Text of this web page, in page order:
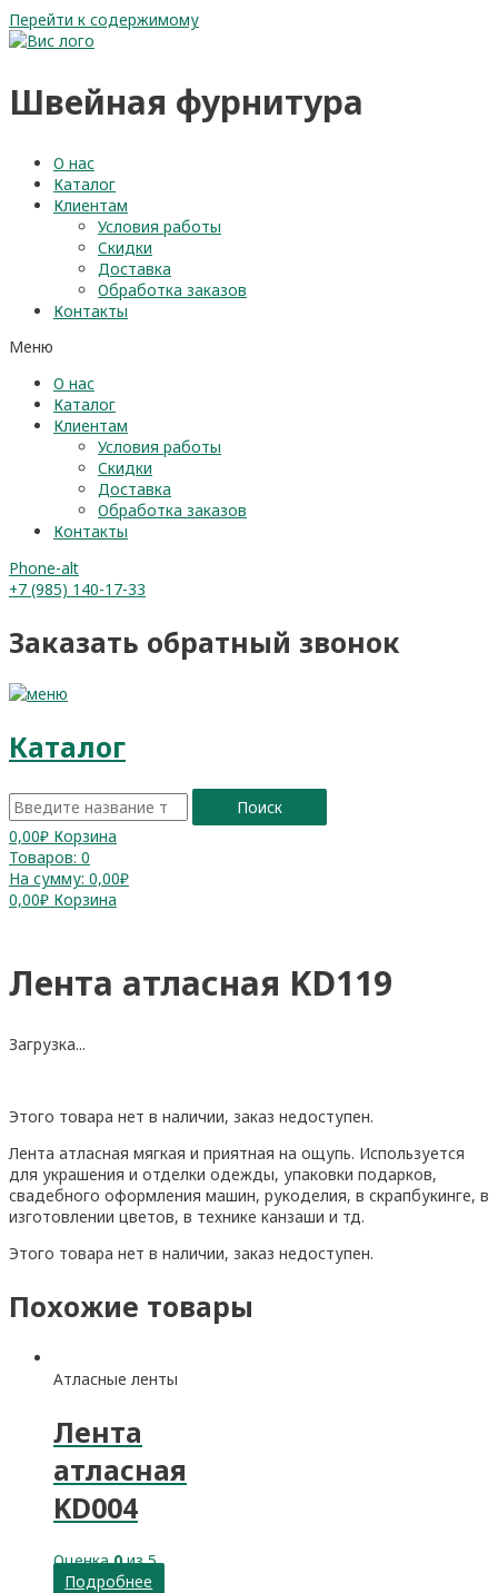
Перейти к содержимому
Швейная фурнитура
О нас
Каталог
Клиентам
Условия работы
Скидки
Доставка
Обработка заказов
Контакты
Меню
О нас
Каталог
Клиентам
Условия работы
Скидки
Доставка
Обработка заказов
Контакты
Phone-alt
+7 (985) 140-17-33
Заказать обратный звонок
Каталог
Поиск
0,00₽ Корзина
Товаров: 0
На сумму: 0,00₽
0,00₽ Корзина
Лента атласная KD119
Загрузка...
Этого товара нет в наличии, заказ недоступен.
Лента атласная мягкая и приятная на ощупь. Используется
для украшения и отделки одежды, упаковки подарков,
свадебного оформления машин, рукоделия, в скрапбукинге, в
изготовлении цветов, в технике канзаши и тд.
Этого товара нет в наличии, заказ недоступен.
Похожие товары
Атласные ленты
Лента
атласная
KD004
Оценка0из 5
Подробнее